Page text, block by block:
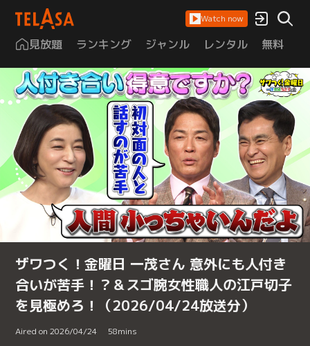
Watch now
見放題 ランキング ジャンル レンタル 無料
ザワつく！金曜日 一茂さん 意外にも人付き
合いが苦手！？＆スゴ腕女性職人の江戸切子
を見極めろ！（2026/04/24放送分）
Aired on 2026/04/24 58mins